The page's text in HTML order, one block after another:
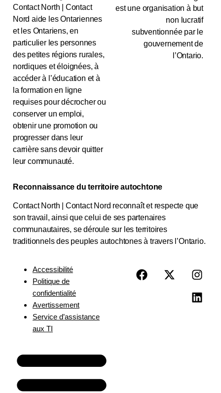
Contact North | Contact
Nord aide les Ontariennes
et les Ontariens, en
particulier les personnes
des petites régions rurales,
nordiques et éloignées, à
accéder à l’éducation et à
la formation en ligne
requises pour décrocher ou
conserver un emploi,
obtenir une promotion ou
progresser dans leur
carrière sans devoir quitter
leur communauté.
est une organisation à but
non lucratif
subventionnée par le
gouvernement de
l’Ontario.
Reconnaissance du territoire autochtone
Contact North | Contact Nord reconnaît et respecte que
son travail, ainsi que celui de ses partenaires
communautaires, se déroule sur les territoires
traditionnels des peuples autochtones à travers l’Ontario.
Accessibilité
Politique de
confidentialité
Avertissement
Service d’assistance
aux TI